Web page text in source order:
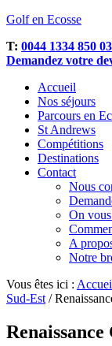
Golf en Ecosse
T: 0044 1334 850
Demandez votre
Accueil
Nos séjours
Parcours en
St Andrews
Compétitions
Destinations
Contact
Nous
On
A
Notre
Vous êtes ici :
Sud-Est /
Renaissance